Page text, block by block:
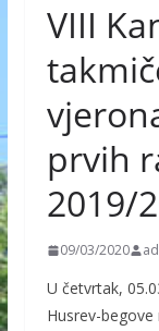
VIII
prvih
2019/
09/03/2020
U četvrtak,
Husrev-